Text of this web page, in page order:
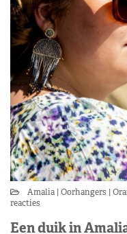
Amalia Oorhangers
reacties
Een duik in